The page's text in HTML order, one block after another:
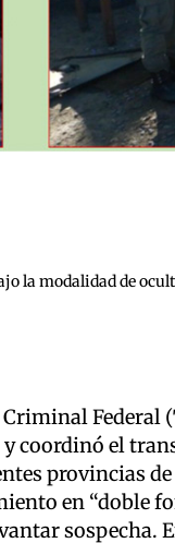
la modalidad de
Federal
coordinó el
provincias
en “doble
sospecha.